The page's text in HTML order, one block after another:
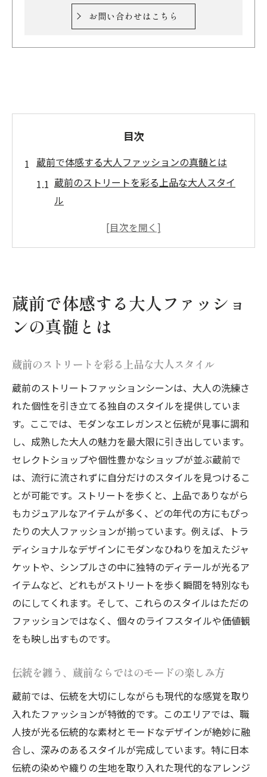
お問い合わせはこちら
目次
蔵前で体感する大人ファッションの真髄とは
蔵前のストリートを彩る上品な大人スタイ
ル
伝統を纏う、蔵前ならではのモードの楽し
ファッションにおける蔵前の創造力
街角で見つける、蔵前流の大人モード
自分らしさを表現するストリートモード
蔵前で出会う、唯一無二のスタイル
大人が楽しむ、蔵前のファッションウォー
ク
蔵前流ファッションで目指すスタイル革命
静かに輝く、蔵前のユニークなファッショ
ン
大人ファッションの新たな可能性を探る蔵前の
旅
蔵前で見つける、未来のファッションアイ
コン
大人のファッション進化論を蔵前で体感
蔵前で発見する新しいファッションのフロ
ファッションの未来を探る、蔵前の旅
蔵前で開花する、新しいスタイルの可能性
ストリートから見る、蔵前のファッション
革命
伝統とモダンの融合が生み出す蔵前のファッシ
ョン革命
蔵前で体感する大人ファッショ
ンの真髄とは
蔵前のストリートを彩る上品な大人スタイル
蔵前のストリートファッションシーンは、大人の洗練さ
れた個性を引き立てる独自のスタイルを提供していま
す。ここでは、モダンなエレガンスと伝統が見事に調和
し、成熟した大人の魅力を最大限に引き出しています。
セレクトショップや個性豊かなショップが並ぶ蔵前で
は、流行に流されずに自分だけのスタイルを見つけるこ
とが可能です。ストリートを歩くと、上品でありながら
もカジュアルなアイテムが多く、どの年代の方にもぴっ
たりの大人ファッションが揃っています。例えば、トラ
ディショナルなデザインにモダンなひねりを加えたジャ
ケットや、シンプルさの中に独特のディテールが光るア
イテムなど、どれもがストリートを歩く瞬間を特別なも
のにしてくれます。そして、これらのスタイルはただの
ファッションではなく、個々のライフスタイルや価値観
をも映し出すものです。
伝統を纏う、蔵前ならではのモードの楽しみ方
蔵前では、伝統を大切にしながらも現代的な感覚を取り
入れたファッションが特徴的です。このエリアでは、職
人技が光る伝統的な素材とモードなデザインが絶妙に融
合し、深みのあるスタイルが完成しています。特に日本
伝統の染めや織りの生地を取り入れた現代的なアレンジ